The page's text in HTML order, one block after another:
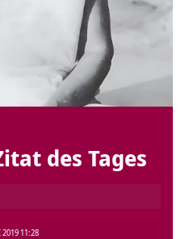
des Tages
2019 11:28